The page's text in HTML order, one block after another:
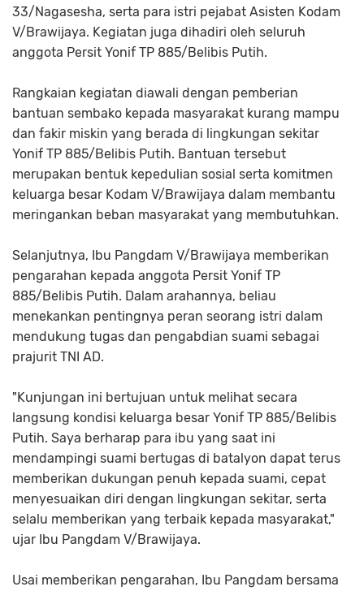
33/Nagasesha, serta para istri pejabat Asisten Kodam
V/Brawijaya. Kegiatan juga dihadiri oleh seluruh
anggota Persit Yonif TP 885/Belibis Putih.
Rangkaian kegiatan diawali dengan pemberian
bantuan sembako kepada masyarakat kurang mampu
dan fakir miskin yang berada di lingkungan sekitar
Yonif TP 885/Belibis Putih. Bantuan tersebut
merupakan bentuk kepedulian sosial serta komitmen
keluarga besar Kodam V/Brawijaya dalam membantu
meringankan beban masyarakat yang membutuhkan.
Selanjutnya, Ibu Pangdam V/Brawijaya memberikan
pengarahan kepada anggota Persit Yonif TP
885/Belibis Putih. Dalam arahannya, beliau
menekankan pentingnya peran seorang istri dalam
mendukung tugas dan pengabdian suami sebagai
prajurit TNI AD.
"Kunjungan ini bertujuan untuk melihat secara
langsung kondisi keluarga besar Yonif TP 885/Belibis
Putih. Saya berharap para ibu yang saat ini
mendampingi suami bertugas di batalyon dapat terus
memberikan dukungan penuh kepada suami, cepat
menyesuaikan diri dengan lingkungan sekitar, serta
selalu memberikan yang terbaik kepada masyarakat,"
ujar Ibu Pangdam V/Brawijaya.
Usai memberikan pengarahan, Ibu Pangdam bersama